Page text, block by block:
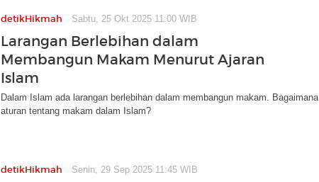
detikHikmah Sabtu, 25 Okt 2025 11:00 WIB
Larangan Berlebihan dalam
Membangun Makam Menurut Ajaran
Islam
Dalam Islam ada larangan berlebihan dalam membangun makam. Bagaimana
aturan tentang makam dalam Islam?
detikHikmah Senin, 29 Sep 2025 11:45 WIB